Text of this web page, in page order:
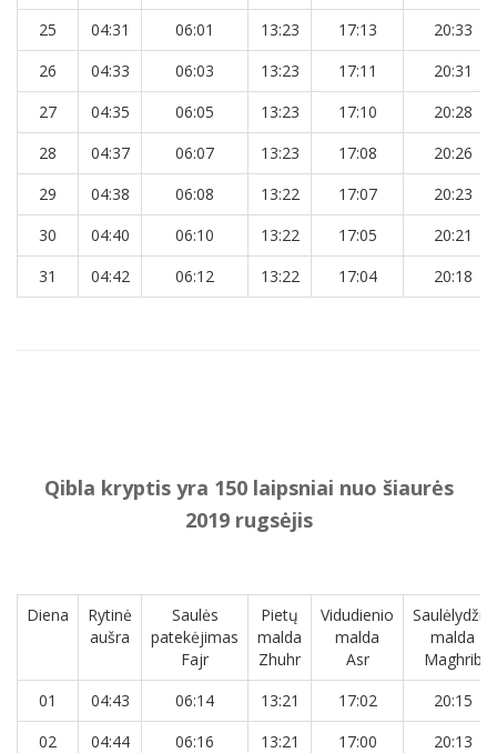
25
04:31 06:01 13:23 17:13
20:33
26
04:33 06:03 13:23 17:11
20:31
27
04:35 06:05 13:23 17:10
20:28
28
04:37 06:07 13:23 17:08
20:26
29
04:38 06:08 13:22 17:07
20:23
30
04:40 06:10 13:22 17:05
20:21
31
04:42 06:12 13:22 17:04 20:18
Qibla kryptis yra 150 laipsniai nuo šiaurės
2019 rugsėjis
Diena
Rytinė
aušra
Saulės
patekėjimas
Fajr
Pietų
malda
Zhuhr
Vidudienio
malda
Asr
Saulėlydžio
malda
Maghrib
01
04:43 06:14 13:21 17:02
20:15
02
04:44 06:16 13:21 17:00
20:13